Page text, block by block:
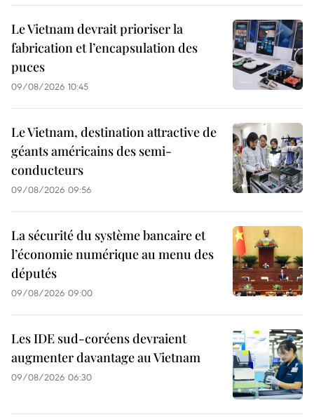
Le Vietnam devrait prioriser la
fabrication et l’encapsulation des
puces
09/08/2026 10:45
Le Vietnam, destination attractive de
géants américains des semi-
conducteurs
09/08/2026 09:56
La sécurité du système bancaire et
l’économie numérique au menu des
députés
09/08/2026 09:00
Les IDE sud-coréens devraient
augmenter davantage au Vietnam
09/08/2026 06:30